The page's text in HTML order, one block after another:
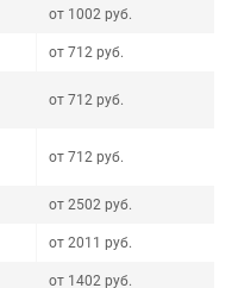
от 1002 руб.
от 712 руб.
от 712 руб.
от 712 руб.
от 2502 руб.
от 2011 руб.
от 1402 руб.